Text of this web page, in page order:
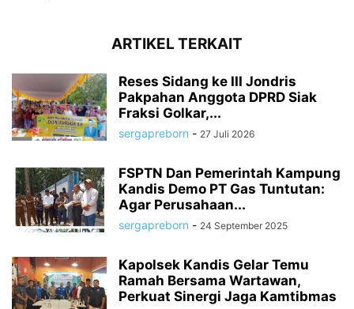
ARTIKEL TERKAIT
Reses Sidang ke III Jondris
Pakpahan Anggota DPRD Siak
Fraksi Golkar,...
sergapreborn - 27 Juli 2026
FSPTN Dan Pemerintah Kampung
Kandis Demo PT Gas Tuntutan:
Agar Perusahaan...
sergapreborn - 24 September 2025
Kapolsek Kandis Gelar Temu
Ramah Bersama Wartawan,
Perkuat Sinergi Jaga Kamtibmas